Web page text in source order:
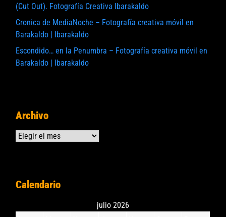
(Cut Out). Fotografía Creativa Ibarakaldo
Cronica de MediaNoche – Fotografía creativa móvil en
Barakaldo | Ibarakaldo
Escondido… en la Penumbra – Fotografía creativa móvil en
Barakaldo | Ibarakaldo
Archivo
Archivos
Calendario
julio 2026